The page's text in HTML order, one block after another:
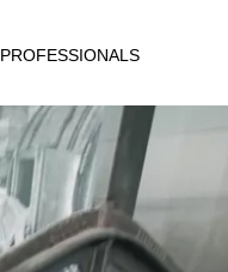
PROFESSIONALS